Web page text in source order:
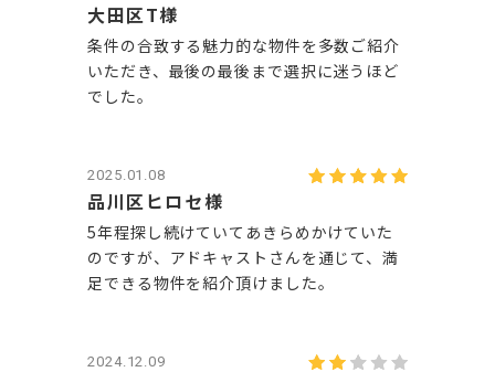
大田区T様
条件の合致する魅力的な物件を多数ご紹介
いただき、最後の最後まで選択に迷うほど
でした。
2025.01.08
品川区ヒロセ様
5年程探し続けていてあきらめかけていた
のですが、アドキャストさんを通じて、満
足できる物件を紹介頂けました。
2024.12.09